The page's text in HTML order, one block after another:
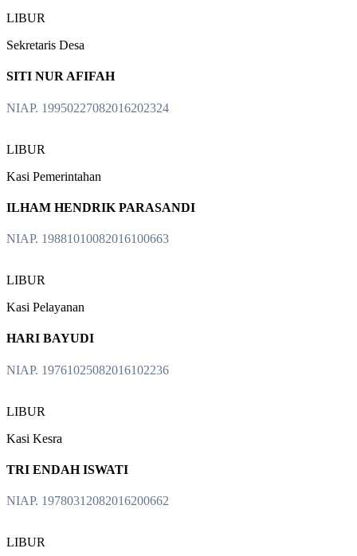
LIBUR
Sekretaris Desa
SITI NUR AFIFAH
NIAP. 19950227082016202324
LIBUR
Kasi Pemerintahan
ILHAM HENDRIK PARASANDI
NIAP. 19881010082016100663
LIBUR
Kasi Pelayanan
HARI BAYUDI
NIAP. 19761025082016102236
LIBUR
Kasi Kesra
TRI ENDAH ISWATI
NIAP. 19780312082016200662
LIBUR